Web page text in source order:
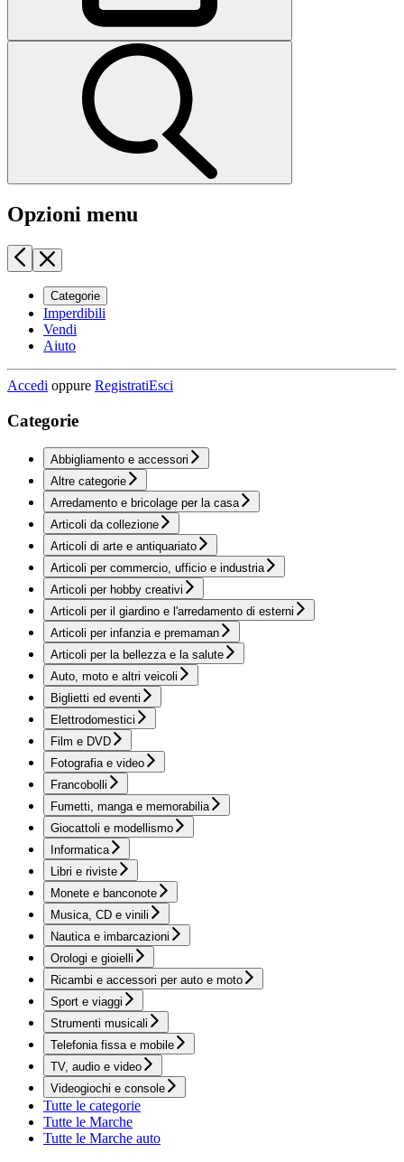
Opzioni menu
Categorie
Imperdibili
Vendi
Aiuto
Accedi oppure RegistratiEsci
Categorie
Abbigliamento e accessori
Altre categorie
Arredamento e bricolage per la casa
Articoli da collezione
Articoli di arte e antiquariato
Articoli per commercio, ufficio e industria
Articoli per hobby creativi
Articoli per il giardino e l'arredamento di esterni
Articoli per infanzia e premaman
Articoli per la bellezza e la salute
Auto, moto e altri veicoli
Biglietti ed eventi
Elettrodomestici
Film e DVD
Fotografia e video
Francobolli
Fumetti, manga e memorabilia
Giocattoli e modellismo
Informatica
Libri e riviste
Monete e banconote
Musica, CD e vinili
Nautica e imbarcazioni
Orologi e gioielli
Ricambi e accessori per auto e moto
Sport e viaggi
Strumenti musicali
Telefonia fissa e mobile
TV, audio e video
Videogiochi e console
Tutte le categorie
Tutte le Marche
Tutte le Marche auto